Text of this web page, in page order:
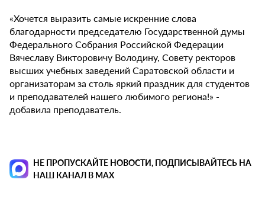
«Хочется выразить самые искренние слова
благодарности председателю Государственной думы
Федерального Собрания Российской Федерации
Вячеславу Викторовичу Володину, Совету ректоров
высших учебных заведений Саратовской области и
организаторам за столь яркий праздник для студентов
и преподавателей нашего любимого региона!» -
добавила преподаватель.
НЕ ПРОПУСКАЙТЕ НОВОСТИ, ПОДПИСЫВАЙТЕСЬ НА
НАШ КАНАЛ В MAX